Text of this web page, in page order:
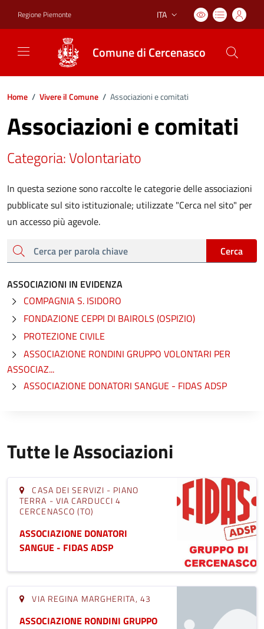
Regione Piemonte Lingua attiva:
ITA
Comune di Cercenasco
Home / Vivere il Comune / Associazioni e comitati
Associazioni e comitati
Categoria: Volontariato
In questa sezione sono raccolte le categorie delle associazioni
pubblicate sul sito istituzionale; utilizzate "Cerca nel sito" per
un accesso più agevole.
cerca
Cerca
ASSOCIAZIONI IN EVIDENZA
COMPAGNIA S. ISIDORO
FONDAZIONE CEPPI DI BAIROLS (OSPIZIO)
PROTEZIONE CIVILE
ASSOCIAZIONE RONDINI GRUPPO VOLONTARI PER
ASSOCIAZ...
ASSOCIAZIONE DONATORI SANGUE - FIDAS ADSP
Tutte le Associazioni
CASA DEI SERVIZI - PIANO
TERRA - VIA CARDUCCI 4
CERCENASCO (TO)
ASSOCIAZIONE DONATORI
SANGUE - FIDAS ADSP
VIA REGINA MARGHERITA, 43
ASSOCIAZIONE RONDINI GRUPPO